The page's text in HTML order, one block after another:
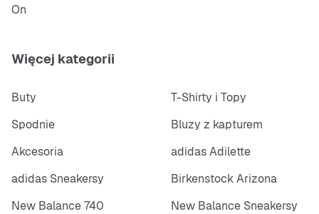
On
Więcej kategorii
Buty
T-Shirty i Topy
Spodnie
Bluzy z kapturem
Akcesoria
adidas Adilette
adidas Sneakersy
Birkenstock Arizona
New Balance 740
New Balance Sneakersy